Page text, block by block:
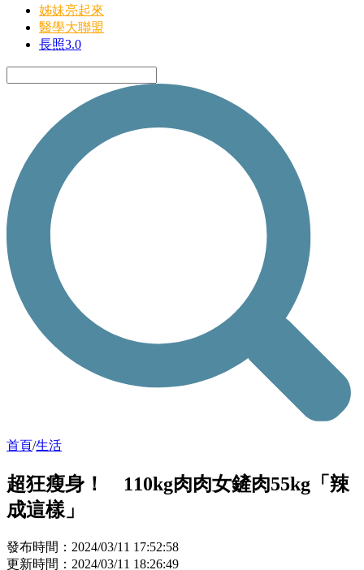
姊妹亮起來
醫學大聯盟
長照3.0
首頁/生活
超狂瘦身！ 110kg肉肉女鏟肉55kg「辣
成這樣」
發布時間：2024/03/11 17:52:58
更新時間：2024/03/11 18:26:49